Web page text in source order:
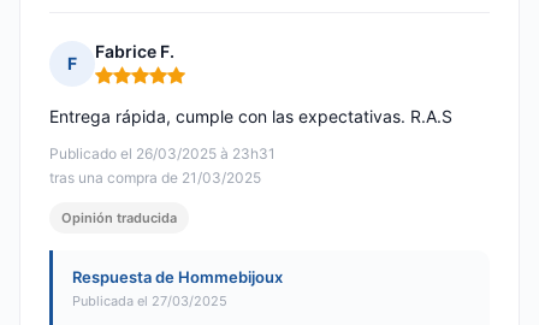
F
Fabrice F.
Nota: 5 de 5
Publicado el 26/03/2025 à 23h31
tras una compra de 21/03/2025
Entrega rápida, cumple con las expectativas. R.A.S
Opinión traducida
Respuesta de Hommebijoux
Publicada el 27/03/2025